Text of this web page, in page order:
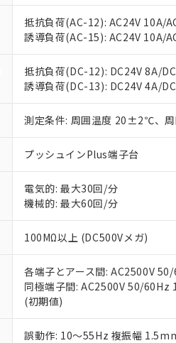
抵抗負荷(AC-12): AC24V 10A/
誘導負荷(AC-15): AC24V 10A/
抵抗負荷(DC-12): DC24V 8A/
誘導負荷(DC-13): DC24V 4A/
測定条件: 周囲温度 20±2℃、
プッシュインPlus端子台
電気的: 最大30回/分
機械的: 最大60回/分
100MΩ以上 (DC500Vメガ)
各端子とアース間: AC2500V
同極端子間: AC2500V 50/60Hz
(初期値)
誤動作: 10～55Hz 複振幅
本サービスは、当社制
くものです。
当社制御機器事業取扱
のであり、閲覧された
い。
正式な納期状況および
当社販売員にご相談く
オムロン制御機器販売
在庫状況および標準価
マイパーツ機能（部品
ている必要があります。
お客様が当ウェブサイ
さい。
※当社の共同利用者と
いる法人を指します。
*EU RoHS指令（10物質）：
鉛(Pb) 1000ppm以下、 水銀(Hg)
六価クロム(Cr(Ⅵ)) 1000ppm以下、
但し、RoHS指令で産業用監視およ
フタル酸エステル類の４物質につい
※2 対応予定月
部品在庫の切り替え状況な
※3 非含有証明書ダウン
下記の非含有証明書をダウン
EU RoHS指令（10物質）の
51物質の非含有証明書（当社
※本証明書は発行日時点で非
また、RoHS指令のフタル
混在することから備考欄に
「－」：未確認です。当社
*中国RoHS10物質の基準値 (GB/
Pb(鉛) :1000ppm、 Hg(水銀) :
Cr(Ⅵ)(六価クロム) : 1000ppm、
DBP(フタル酸ジブチル) : 1000ppm
DEHP(フタル酸ビス(2-エチルヘキシ
※2 環境保護使用期限
「ｅ」：有害物質（10物質
「10」：通常の使用状況下
味します。
当社は、これら貴社製
う）を輸出または国外
当社は規制貨物を破棄
ます。
当社は貴社製品を、核
当社は、貴社製品を第
また当社は、販売先お
たしません。
記
号
説明
○ 一定数以上の在庫
△ 一定数には満たな
－
在庫なし(最新の
機器販売店・当社
空
白
受注生産機種、ま